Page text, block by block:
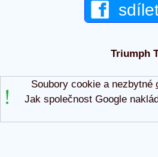
Triumph
Soubory cookie a nezbytné
Jak společnost Google